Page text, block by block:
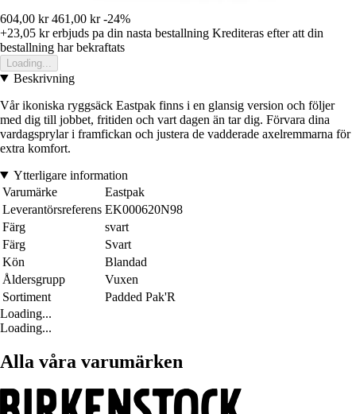
604,00 kr 461,00 kr -24%
+23,05 krerbjuds pa din nasta bestallning Krediteras efter att din
bestallning har bekraftats
Loading...
Beskrivning
Vår ikoniska ryggsäck Eastpak finns i en glansig version och följer
med dig till jobbet, fritiden och vart dagen än tar dig. Förvara dina
vardagsprylar i framfickan och justera de vadderade axelremmarna för
extra komfort.
Ytterligare information
Varumärke
Eastpak
Leverantörsreferens EK000620N98
Färg
svart
Färg
Svart
Kön
Blandad
Åldersgrupp
Vuxen
Sortiment
Padded Pak'R
Loading...
Loading...
Alla våra varumärken